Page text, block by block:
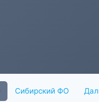
Сибирский ФО